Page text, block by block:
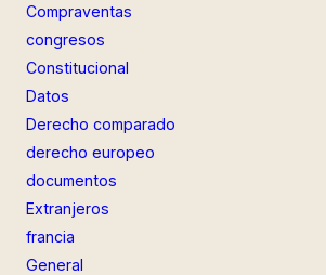
Compraventas
congresos
Constitucional
Datos
Derecho comparado
derecho europeo
documentos
Extranjeros
francia
General